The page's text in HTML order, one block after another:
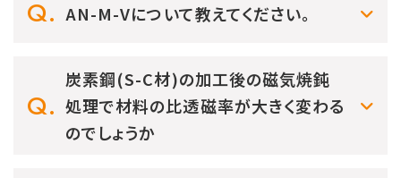
AN-M-Vについて教えてください。
炭素鋼(S-C材)の加工後の磁気焼鈍
処理で材料の比透磁率が大きく変わる
のでしょうか